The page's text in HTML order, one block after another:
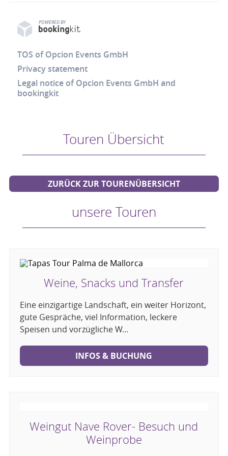
POWERED BY
TOS of Opcion Events GmbH
Privacy statement
Legal notice of Opcion Events GmbH and
bookingkit
Touren Übersicht
ZURÜCK ZUR TOURENÜBERSICHT
unsere Touren
Weine, Snacks und Transfer
Eine einzigartige Landschaft, ein weiter Horizont,
gute Gespräche, viel Information, leckere
Speisen und vorzügliche W...
INFOS & BUCHUNG
Weingut Nave Rover- Besuch und
Weinprobe